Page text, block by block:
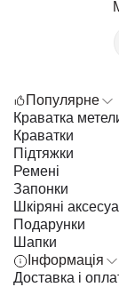
Популярне
Краватка
Краватки
Підтяжки
Ремені
Запонки
Шкіряні
Подарунки
Шапки
Інформація
Доставка і